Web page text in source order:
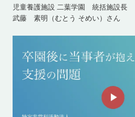
児童養護施設 二葉学園 統括施設長
武藤 素明（むとう そめい）さん